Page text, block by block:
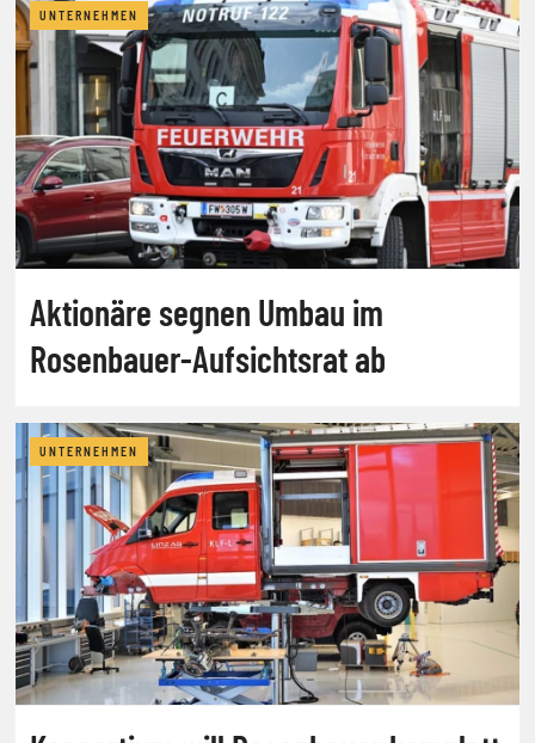
UNTERNEHMEN
Aktionäre segnen Umbau im
Rosenbauer-Aufsichtsrat ab
UNTERNEHMEN